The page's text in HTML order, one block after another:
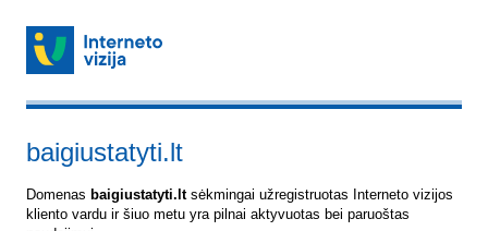
baigiustatyti.lt
Domenas baigiustatyti.ltsėkmingai užregistruotas Interneto vizijos
kliento vardu ir šiuo metu yra pilnai aktyvuotas bei paruoštas